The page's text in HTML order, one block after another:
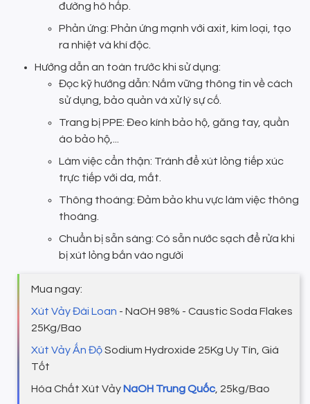
đường hô hấp.
Phản ứng: Phản ứng mạnh với axit, kim loại, tạo
ra nhiệt và khí độc.
Hướng dẫn an toàn trước khi sử dụng:
Đọc kỹ hướng dẫn: Nắm vững thông tin về cách
sử dụng, bảo quản và xử lý sự cố.
Trang bị PPE: Đeo kính bảo hộ, găng tay, quần
áo bảo hộ,...
Làm việc cẩn thận: Tránh để xút lỏng tiếp xúc
trực tiếp với da, mắt.
Thông thoáng: Đảm bảo khu vực làm việc thông
thoáng.
Chuẩn bị sẵn sàng: Có sẵn nước sạch để rửa khi
bị xút lỏng bắn vào người
Mua ngay:
Xút Vảy Đài Loan - NaOH 98% - Caustic Soda Flakes
25Kg/Bao
Xút Vảy Ấn ĐộSodium Hydroxide 25Kg Uy Tín, Giá
Tốt
Hóa Chất Xút Vảy NaOH Trung Quốc , 25kg/Bao